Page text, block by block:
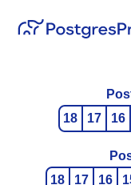
18
17 16
18
17 16